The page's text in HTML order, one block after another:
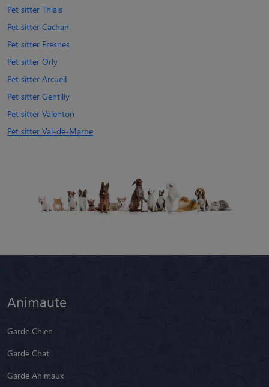
Pet sitter Thiais
Pet sitter Cachan
Pet sitter Fresnes
Pet sitter Orly
Pet sitter Arcueil
Pet sitter Gentilly
Pet sitter Valenton
Pet sitter Val-de-Marne
Animaute
Garde Chien
Garde Chat
Garde Animaux